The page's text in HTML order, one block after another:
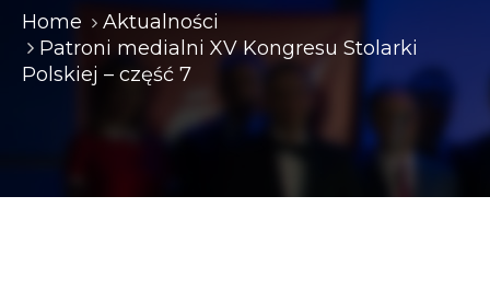
Home
Aktualności
Patroni medialni XV Kongresu Stolarki
Polskiej – część 7